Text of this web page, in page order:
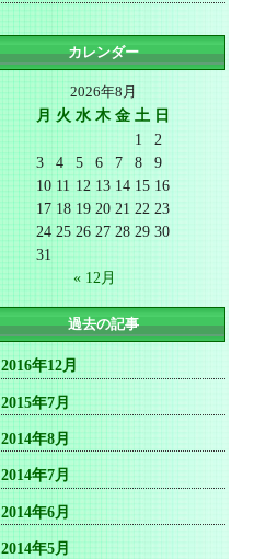
カレンダー
2026年8月
月 火 水 木 金 土 日
1
2
3
4 5 6 7 8
9
10 11 12 13 14 15 16
17 18 19 20 21 22 23
24 25 26 27 28 29 30
31
« 12月
過去の記事
2016年12月
2015年7月
2014年8月
2014年7月
2014年6月
2014年5月